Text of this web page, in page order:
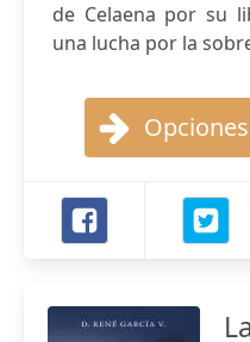
de Celaena por su
una lucha por la